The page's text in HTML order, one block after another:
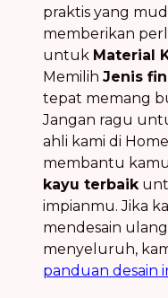
praktis yang
memberikan
untuk Material
Memilih Jenis
tepat memang
Jangan ragu
ahli kami di
membantu
kayu terbaik
impianmu. Jika
mendesain
menyeluruh,
panduan desain